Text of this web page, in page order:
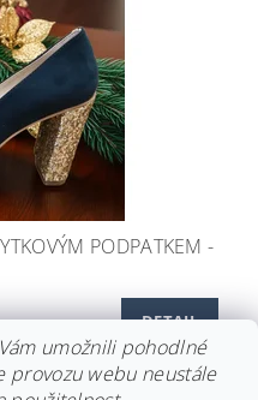
PODPATKEM -
DETAIL
umožnili pohodlné
provozu webu neustále